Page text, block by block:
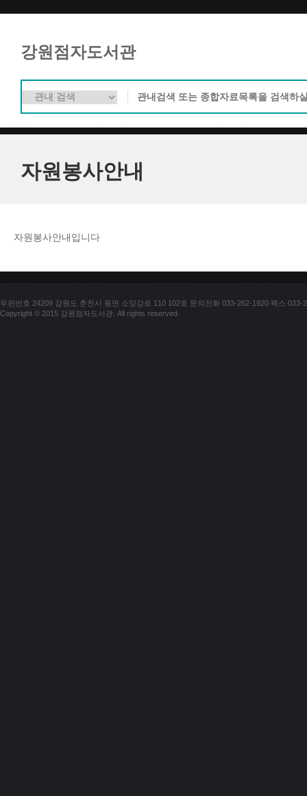
강원점자도서관
자원봉사안내
자원봉사안내입니다
우편번호 24209 강원도 춘천시 동면 소양강로 110 102호 문의전화 033-262-1920 팩스 033-
Copyright © 2015 강원점자도서관. All rights reserved.